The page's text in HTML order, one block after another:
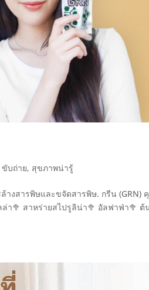
ขับถ่าย, สุขภาพน่ารู้
างสารพิษและขจัดสารพิษ. กรีน
า🥦 สาหร่ายสไปรูลิน่า🥦 อัลฟาฟ่า🥦